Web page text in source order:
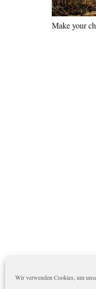
Wir verwenden Cookies, um
Make your